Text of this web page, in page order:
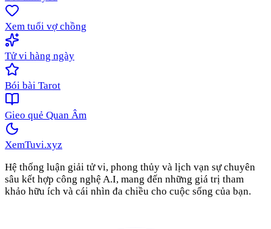
Xem tuổi vợ chồng
Tử vi hàng ngày
Bói bài Tarot
Gieo quẻ Quan Âm
XemTuvi.xyz
Hệ thống luận giải tử vi, phong thủy và lịch vạn sự chuyên
sâu kết hợp công nghệ A.I, mang đến những giá trị tham
khảo hữu ích và cái nhìn đa chiều cho cuộc sống của bạn.